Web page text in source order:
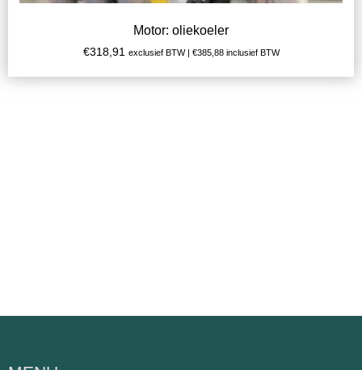
Motor: oliekoeler
€318,91 exclusief BTW | €385,88inclusief BTW